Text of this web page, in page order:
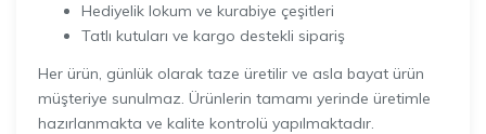
Hediyelik lokum ve kurabiye çeşitleri
Tatlı kutuları ve kargo destekli sipariş
Her ürün, günlük olarak taze üretilir ve asla bayat ürün
müşteriye sunulmaz. Ürünlerin tamamı yerinde üretimle
hazırlanmakta ve kalite kontrolü yapılmaktadır.